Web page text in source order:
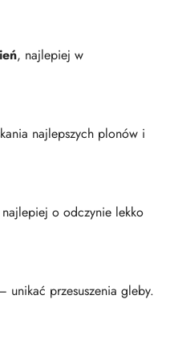
, najlepiej w
najlepszych plonów i
o odczynie lekko
unikać przesuszenia gleby.